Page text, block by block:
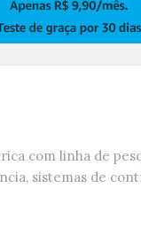
com linha de
sistemas de